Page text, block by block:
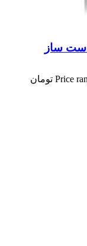
دست ساز
Price range: 950,000 تومان